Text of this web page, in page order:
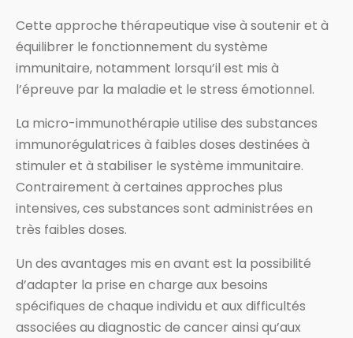
Cette approche thérapeutique vise à soutenir et à
équilibrer le fonctionnement du système
immunitaire, notamment lorsqu’il est mis à
l’épreuve par la maladie et le stress émotionnel.
La micro-immunothérapie utilise des substances
immunorégulatrices à faibles doses destinées à
stimuler et à stabiliser le système immunitaire.
Contrairement à certaines approches plus
intensives, ces substances sont administrées en
très faibles doses.
Un des avantages mis en avant est la possibilité
d’adapter la prise en charge aux besoins
spécifiques de chaque individu et aux difficultés
associées au diagnostic de cancer ainsi qu’aux